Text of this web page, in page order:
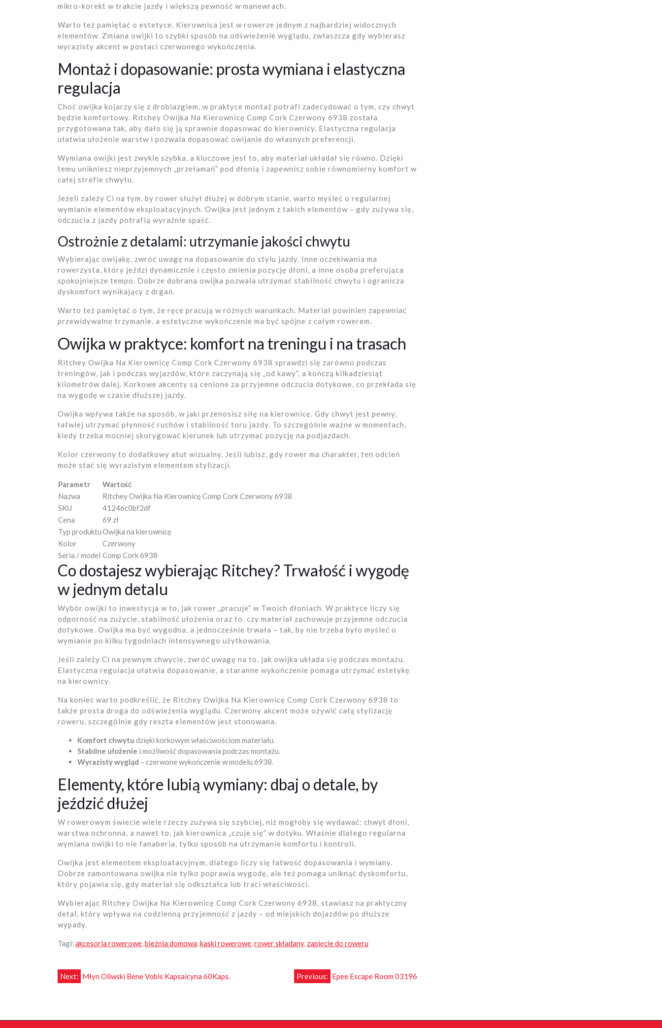
mikro-korekt w trakcie jazdy i większą pewność w manewrach.
Warto też pamiętać o estetyce. Kierownica jest w rowerze jednym z najbardziej widocznych
elementów. Zmiana owijki to szybki sposób na odświeżenie wyglądu, zwłaszcza gdy wybierasz
wyrazisty akcent w postaci czerwonego wykończenia.
Montaż i dopasowanie: prosta wymiana i elastyczna
regulacja
Choć owijka kojarzy się z drobiazgiem, w praktyce montaż potrafi zadecydować o tym, czy chwyt
będzie komfortowy. Ritchey Owijka Na Kierownicę Comp Cork Czerwony 6938 została
przygotowana tak, aby dało się ją sprawnie dopasować do kierownicy. Elastyczna regulacja
ułatwia ułożenie warstw i pozwala dopasować owijanie do własnych preferencji.
Wymiana owijki jest zwykle szybka, a kluczowe jest to, aby materiał układał się równo. Dzięki
temu unikniesz nieprzyjemnych „przełamań” pod dłonią i zapewnisz sobie równomierny komfort w
całej strefie chwytu.
Jeżeli zależy Ci na tym, by rower służył dłużej w dobrym stanie, warto myśleć o regularnej
wymianie elementów eksploatacyjnych. Owijka jest jednym z takich elementów – gdy zużywa się,
odczucia z jazdy potrafią wyraźnie spaść.
Ostrożnie z detalami: utrzymanie jakości chwytu
Wybierając owijakę, zwróć uwagę na dopasowanie do stylu jazdy. Inne oczekiwania ma
rowerzysta, który jeździ dynamicznie i często zmienia pozycję dłoni, a inne osoba preferująca
spokojniejsze tempo. Dobrze dobrana owijka pozwala utrzymać stabilność chwytu i ogranicza
dyskomfort wynikający z drgań.
Warto też pamiętać o tym, że ręce pracują w różnych warunkach. Materiał powinien zapewniać
przewidywalne trzymanie, a estetyczne wykończenie ma być spójne z całym rowerem.
Owijka w praktyce: komfort na treningu i na trasach
Ritchey Owijka Na Kierownicę Comp Cork Czerwony 6938 sprawdzi się zarówno podczas
treningów, jak i podczas wyjazdów, które zaczynają się „od kawy”, a kończą kilkadziesiąt
kilometrów dalej. Korkowe akcenty są cenione za przyjemne odczucia dotykowe, co przekłada się
na wygodę w czasie dłuższej jazdy.
Owijka wpływa także na sposób, w jaki przenosisz siłę na kierownicę. Gdy chwyt jest pewny,
łatwiej utrzymać płynność ruchów i stabilność toru jazdy. To szczególnie ważne w momentach,
kiedy trzeba mocniej skorygować kierunek lub utrzymać pozycję na podjazdach.
Kolor czerwony to dodatkowy atut wizualny. Jeśli lubisz, gdy rower ma charakter, ten odcień
może stać się wyrazistym elementem stylizacji.
Parametr
Wartość
Nazwa
Ritchey Owijka Na Kierownicę Comp Cork Czerwony 6938
SKU
41246c0bf2df
Cena
69 zł
Typ produktuOwijka na kierownicę
Kolor
Czerwony
Seria / model Comp Cork 6938
Co dostajesz wybierając Ritchey? Trwałość i wygodę
w jednym detalu
Wybór owijki to inwestycja w to, jak rower „pracuje” w Twoich dłoniach. W praktyce liczy się
odporność na zużycie, stabilność ułożenia oraz to, czy materiał zachowuje przyjemne odczucia
dotykowe. Owijka ma być wygodna, a jednocześnie trwała – tak, by nie trzeba było myśleć o
wymianie po kilku tygodniach intensywnego użytkowania.
Jeśli zależy Ci na pewnym chwycie, zwróć uwagę na to, jak owijka układa się podczas montażu.
Elastyczna regulacja ułatwia dopasowanie, a staranne wykończenie pomaga utrzymać estetykę
na kierownicy.
Na koniec warto podkreślić, że Ritchey Owijka Na Kierownicę Comp Cork Czerwony 6938 to
także prosta droga do odświeżenia wyglądu. Czerwony akcent może ożywić całą stylizację
roweru, szczególnie gdy reszta elementów jest stonowana.
Komfort chwytu dzięki korkowym właściwościom materiału.
Stabilne ułożenie i możliwość dopasowania podczas montażu.
Wyrazisty wygląd – czerwone wykończenie w modelu 6938.
Elementy, które lubią wymiany: dbaj o detale, by
jeździć dłużej
W rowerowym świecie wiele rzeczy zużywa się szybciej, niż mogłoby się wydawać: chwyt dłoni,
warstwa ochronna, a nawet to, jak kierownica „czuje się” w dotyku. Właśnie dlatego regularna
wymiana owijki to nie fanaberia, tylko sposób na utrzymanie komfortu i kontroli.
Owijka jest elementem eksploatacyjnym, dlatego liczy się łatwość dopasowania i wymiany.
Dobrze zamontowana owijka nie tylko poprawia wygodę, ale też pomaga uniknąć dyskomfortu,
który pojawia się, gdy materiał się odkształca lub traci właściwości.
Wybierając Ritchey Owijka Na Kierownicę Comp Cork Czerwony 6938, stawiasz na praktyczny
detal, który wpływa na codzienną przyjemność z jazdy – od miejskich dojazdów po dłuższe
wypady.
Tagi: akcesoria rowerowe,bieżnia domowa,kaski rowerowe,rower składany, zapięcie do roweru
Nawigacja
Previous: Epee Escape Room 03196
Next: Młyn Oliwski Bene Vobis Kapsaicyna 60Kaps.